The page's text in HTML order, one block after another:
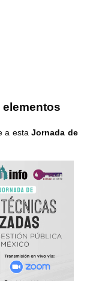
a estaJornada de